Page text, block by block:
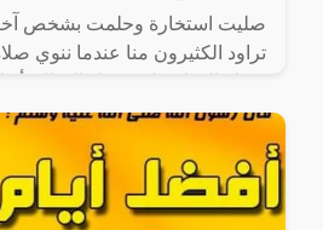
صليت استخارة وحلمت بشخص آخر
تراود الكثيرون منا عندما ننوي
ويهتم